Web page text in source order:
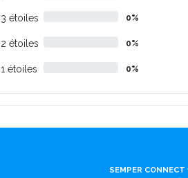
3 étoiles 0%
2 étoiles 0%
1 étoiles 0%
SEMPER CONNECT